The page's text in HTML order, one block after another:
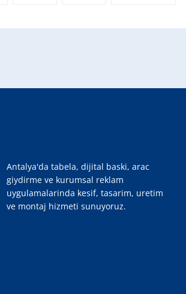
Antalya'da tabela, dijital baski, arac
giydirme ve kurumsal reklam
uygulamalarinda kesif, tasarim, uretim
ve montaj hizmeti sunuyoruz.